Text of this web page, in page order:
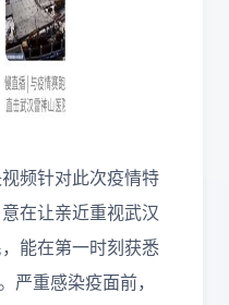
频针对此次疫情特
在让亲近重视武汉
能在第一时刻获悉
严重感染疫面前，